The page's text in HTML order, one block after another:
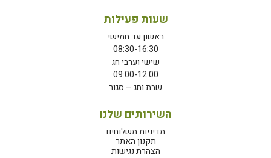
שעות פעילות
ראשון עד חמישי
08:30-16:30
שישי וערבי חג
09:00-12:00
שבת וחג – סגור
השירותים שלנו
מדיניות משלוחים
תקנון האתר
הצהרת נגישות